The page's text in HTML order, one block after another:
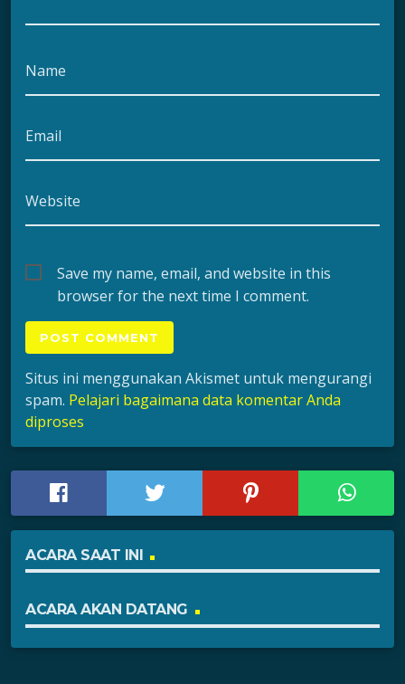
Name
Email
Website
Save my name, email, and website in this
browser for the next time I comment.
Situs ini menggunakan Akismet untuk mengurangi
spam. Pelajari bagaimana data komentar Anda
diproses
ACARA SAAT INI
ACARA AKAN DATANG